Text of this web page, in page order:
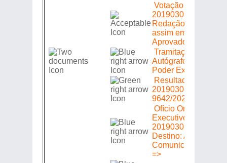
Votação =>
20190301606 =>
Redação do Vencido
assim emendada =>
Aprovado (a) (s)
Tramitação de
Autógrafo; Envio ao
Poder Executivo
Resultado Final =>
20190301606 => Lei
9642/2022
Ofício Origem:
Executivo =>
20190301606 =>
Destino: Alerj =>
Comunicar Sanção
=>